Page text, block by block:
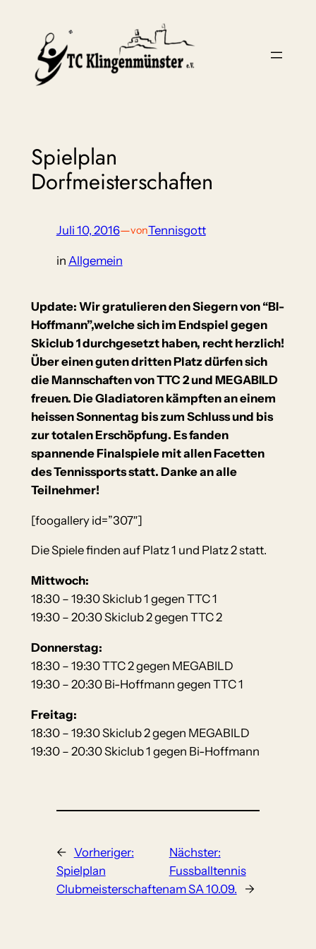
springen
Spielplan
Dorfmeisterschaften
Juli 10, 2016—vonTennisgott
in Allgemein
Update: Wir gratulieren den Siegern von “BI-
Hoffmann”,welche sich im Endspiel gegen
Skiclub 1 durchgesetzt haben, recht herzlich!
Über einen guten dritten Platz dürfen sich
die Mannschaften von TTC 2 und MEGABILD
freuen. Die Gladiatoren kämpften an einem
heissen Sonnentag bis zum Schluss und bis
zur totalen Erschöpfung. Es fanden
spannende Finalspiele mit allen Facetten
des Tennissports statt. Danke an alle
Teilnehmer!
[foogallery id=”307″]
Die Spiele finden auf Platz 1 und Platz 2 statt.
Mittwoch:
18:30 – 19:30 Skiclub 1 gegen TTC 1
19:30 – 20:30 Skiclub 2 gegen TTC 2
Donnerstag:
18:30 – 19:30 TTC 2 gegen MEGABILD
19:30 – 20:30 Bi-Hoffmann gegen TTC 1
Freitag:
18:30 – 19:30 Skiclub 2 gegen MEGABILD
19:30 – 20:30 Skiclub 1 gegen Bi-Hoffmann
← Vorheriger:
Spielplan
Clubmeisterschaften
Nächster:
Fussballtennis
am SA 10.09.
→